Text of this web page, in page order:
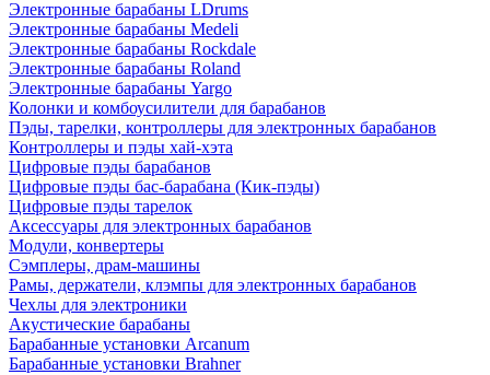
Электронные барабаны LDrums
Электронные барабаны Medeli
Электронные барабаны Rockdale
Электронные барабаны Roland
Электронные барабаны Yargo
Колонки и комбоусилители для барабанов
Пэды, тарелки, контроллеры для электронных барабанов
Контроллеры и пэды хай-хэта
Цифровые пэды барабанов
Цифровые пэды бас-барабана (Кик-пэды)
Цифровые пэды тарелок
Аксессуары для электронных барабанов
Модули, конвертеры
Сэмплеры, драм-машины
Рамы, держатели, клэмпы для электронных барабанов
Чехлы для электроники
Акустические барабаны
Барабанные установки Arcanum
Барабанные установки Brahner